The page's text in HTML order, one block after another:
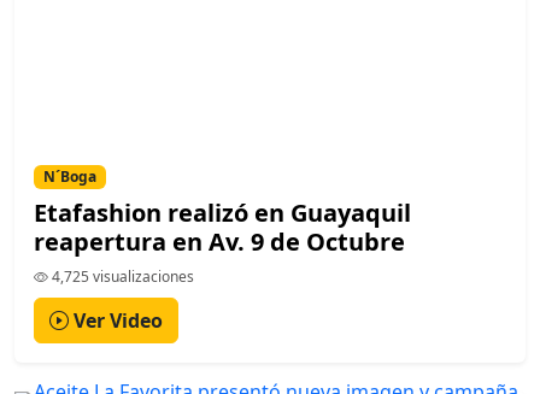
N´Boga
Etafashion realizó en Guayaquil
reapertura en Av. 9 de Octubre
4,725 visualizaciones
Ver Video